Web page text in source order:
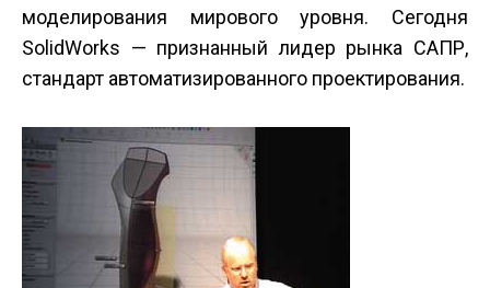
моделирования мирового уровня. Сегодня
SolidWorks — признанный лидер рынка САПР,
стандарт автоматизированного проектирования.